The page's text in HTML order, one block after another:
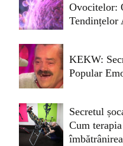
Ovocitelor:
Tendințelor
KEKW:
Popular
Secretul
Cum